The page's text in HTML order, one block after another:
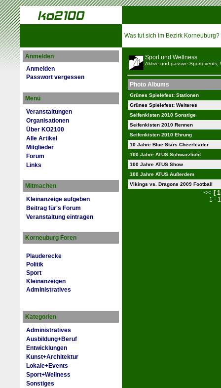
Was tut sich im Bezirk Korneuburg?
Anmelden
Anmelden
Passwort vergessen
Menü
Veranstaltungen
Organisationen
Über KO2100
Alle Artikel
Mitglieder
Forum
Links
Mitmachen
Kleinanzeige aufgeben
Beitrag für's Forum
Veranstaltung eintragen
Korneuburg Foren
Plauderecke
Politik
Sport
Kleinanzeigen
Administratives
Kategorien
Administratives
Ausbildung+Beruf
Entwicklungen
Kunst+Architektur
Lokale+Events
Sport+Wellness
Sonstiges
Sport und Wellness
Aktive und passive Sportevents,
Photo Albums
Grünes Spielefest: Stationen
Grünes Spielefest: Weiteres
Seifenkisten 2010 Sonstige
Seifenkisten 2010 Rennen
Seifenkisten 2010 Ehrung
10 Jahre Blue Stars Cheerleader
100 Jahre ATUS Schwarzlicht
100 Jahre ATUS Show
100 Jahre ATUS Außerdem
Vikings vs. Dragons 2009 Football
<< [
1 -